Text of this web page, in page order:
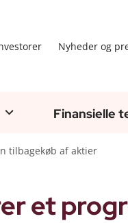
Nyheder og
Finansielle
tilbagekøb af aktier
et